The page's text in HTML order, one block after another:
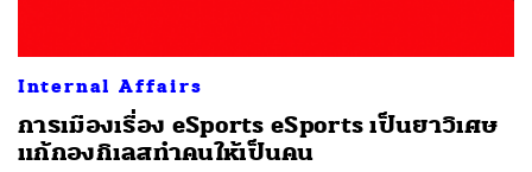
Internal Affairs
การเมืองเรื่อง eSports eSports เป็นยาวิเศษ
แก้กองกิเลสทำคนให้เป็นคน